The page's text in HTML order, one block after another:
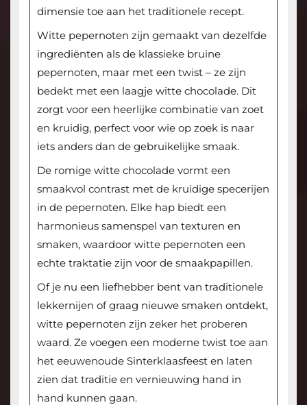
dimensie toe aan het traditionele recept.
Witte pepernoten zijn gemaakt van dezelfde
ingrediënten als de klassieke bruine
pepernoten, maar met een twist – ze zijn
bedekt met een laagje witte chocolade. Dit
zorgt voor een heerlijke combinatie van zoet
en kruidig, perfect voor wie op zoek is naar
iets anders dan de gebruikelijke smaak.
De romige witte chocolade vormt een
smaakvol contrast met de kruidige specerijen
in de pepernoten. Elke hap biedt een
harmonieus samenspel van texturen en
smaken, waardoor witte pepernoten een
echte traktatie zijn voor de smaakpapillen.
Of je nu een liefhebber bent van traditionele
lekkernijen of graag nieuwe smaken ontdekt,
witte pepernoten zijn zeker het proberen
waard. Ze voegen een moderne twist toe aan
het eeuwenoude Sinterklaasfeest en laten
zien dat traditie en vernieuwing hand in
hand kunnen gaan.